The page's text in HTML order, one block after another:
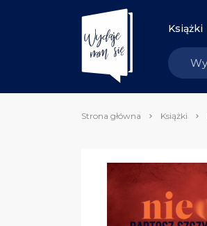
Książki
Strona główna Książki